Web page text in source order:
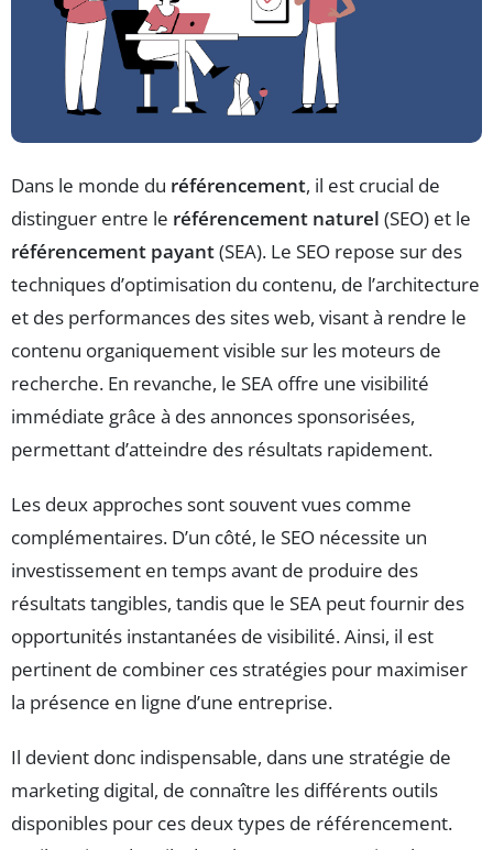
Dans le monde du référencement, il est crucial de
distinguer entre le référencement naturel (SEO) et le
référencement payant(SEA). Le SEO repose sur des
techniques d’optimisation du contenu, de l’architecture
et des performances des sites web, visant à rendre le
contenu organiquement visible sur les moteurs de
recherche. En revanche, le SEA offre une visibilité
immédiate grâce à des annonces sponsorisées,
permettant d’atteindre des résultats rapidement.
Les deux approches sont souvent vues comme
complémentaires. D’un côté, le SEO nécessite un
investissement en temps avant de produire des
résultats tangibles, tandis que le SEA peut fournir des
opportunités instantanées de visibilité. Ainsi, il est
pertinent de combiner ces stratégies pour maximiser
la présence en ligne d’une entreprise.
Il devient donc indispensable, dans une stratégie de
marketing digital, de connaître les différents outils
disponibles pour ces deux types de référencement.